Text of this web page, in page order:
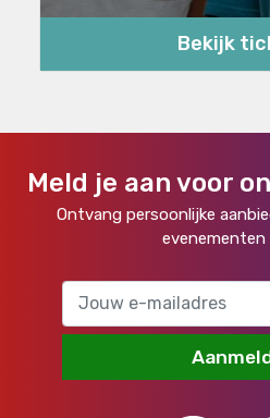
Bekijk
Meld je aan voor
Ontvang persoonlijke
evenementen